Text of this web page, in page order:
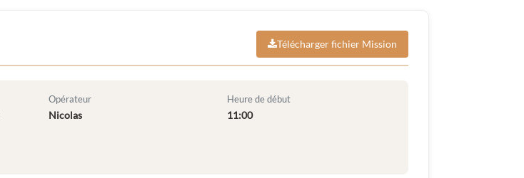
Télécharger fichier Mission
Opérateur
Nicolas
Heure de début
11:00